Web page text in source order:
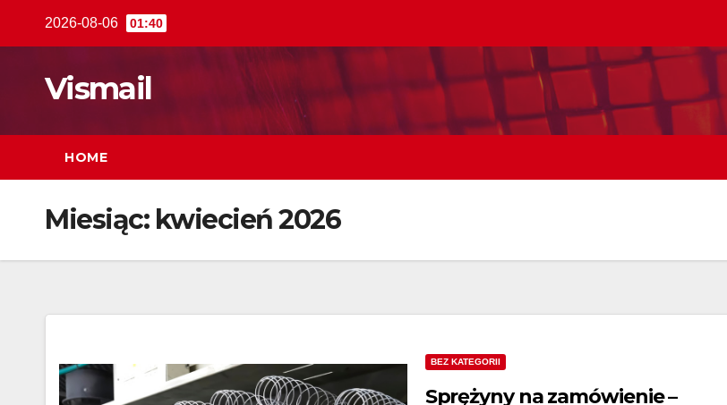
2026-08-06 01:40
Vismail
HOME
Miesiąc: kwiecień 2026
BEZ KATEGORII
Sprężyny na zamówienie –